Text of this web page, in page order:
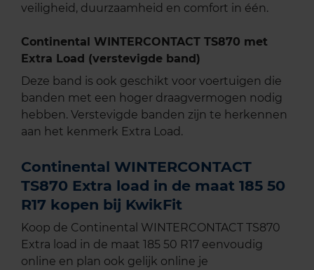
veiligheid, duurzaamheid en comfort in één.
Continental WINTERCONTACT TS870 met
Extra Load (verstevigde band)
Deze band is ook geschikt voor voertuigen die
banden met een hoger draagvermogen nodig
hebben. Verstevigde banden zijn te herkennen
aan het kenmerk Extra Load.
Continental WINTERCONTACT
TS870 Extra load in de maat 185 50
R17 kopen bij KwikFit
Koop de Continental WINTERCONTACT TS870
Extra load in de maat 185 50 R17 eenvoudig
online en plan ook gelijk online je